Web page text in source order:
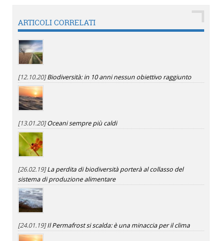
ARTICOLI CORRELATI
[12.10.20]Biodiversità: in 10 anni nessun obiettivo raggiunto
[13.01.20]Oceani sempre più caldi
[26.02.19]La perdita di biodiversità porterà al collasso del
sistema di produzione alimentare
[24.01.19]Il Permafrost si scalda: è una minaccia per il clima